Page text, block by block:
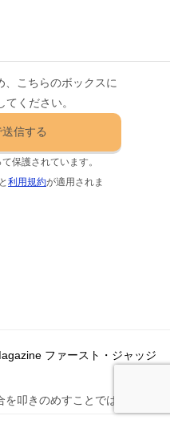
、こちらのボックスに
ください。
保護されています。
と利用規約が適用されま
ファースト・ジャッジ
を叩きのめすことではない